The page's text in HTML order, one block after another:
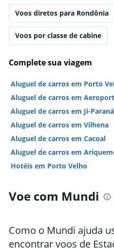
Voos diretos para Rondônia
Voos por classe de cabine
Complete sua viagem
Aluguel de carros em Porto
Aluguel de carros em
Aluguel de carros em Ji-Paraná
Aluguel de carros em Vilhena
Aluguel de carros em Cacoal
Aluguel de carros em
Hotéis em Porto Velho
Voe com Mundi
Como o Mundi ajuda
encontrar voos de